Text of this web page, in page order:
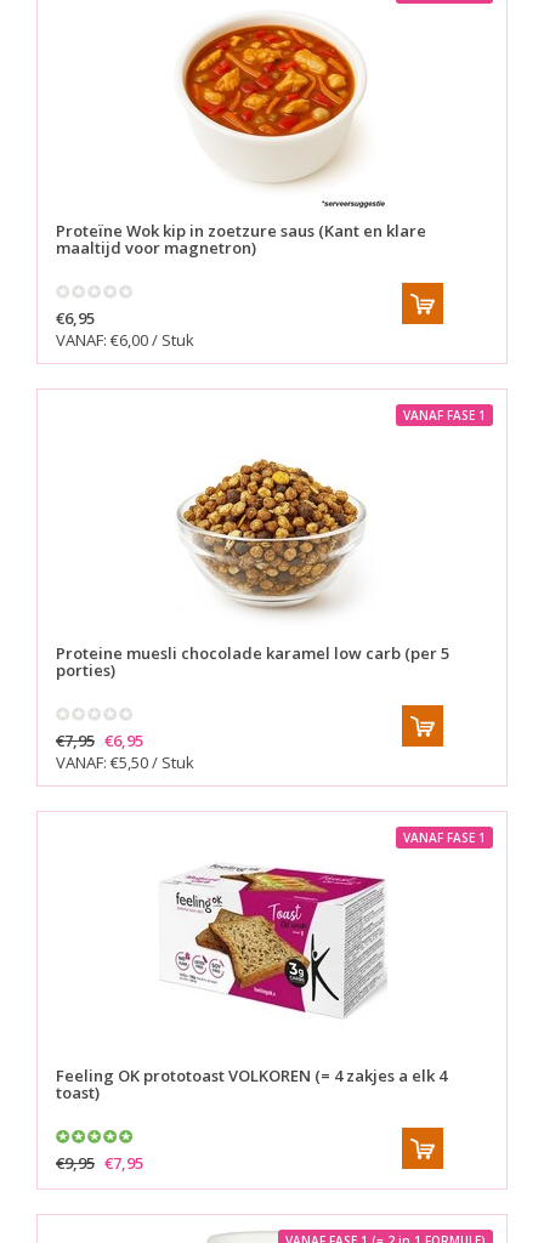
Proteïne Wok kip in zoetzure saus (Kant en klare
maaltijd voor magnetron)
€6,95
VANAF: €6,00 / Stuk
VANAF FASE 1
Proteine muesli chocolade karamel low carb (per 5
porties)
€7,95 €6,95
VANAF: €5,50 / Stuk
VANAF FASE 1
Feeling OK prototoast VOLKOREN (= 4 zakjes a elk 4
toast)
€9,95 €7,95